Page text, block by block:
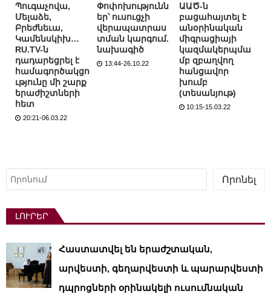
Պուգաչովա,
Մելաձե,
Բրեժնեւա,
Կամենսկիխ…
RU.TV-ն
դադարեցրել է
համագործակցո
ւթյունը մի շարք
երաժիշտների
հետ
20:21-06.03.22
Փոփոխությունն
եր՝ ուսուցչի
վերապատրաս
տման կարգում.
նախագիծ
13:44-26.10.22
ԱԱԾ-ն
բացահայտել է
անօրինական
միգրացիայի
կազմակերպմա
մբ զբաղվող
հանցավոր
խումբ
(տեսանյութ)
10:15-15.03.22
Որոնել
Որոնել
ԼՈՒՐԵՐ
Հաստատվել են երաժշտական,
արվեստի, գեղարվեստի և պարարվեստի
դպրոցների օրինակելի ուսումնական